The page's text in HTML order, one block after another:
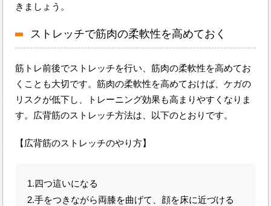
きましょう。
ストレッチで筋肉の柔軟性を高めておく
筋トレ前後でストレッチを行い、筋肉の柔軟性を高めてお
くことも大切です。筋肉の柔軟性を高めておけば、ケガの
リスクが低下し、トレーニング効果も高まりやすくなりま
す。広背筋のストレッチ方法は、以下のとおりです。
【広背筋のストレッチのやり方】
1.四つ這いになる
2.手をつきながら両膝を曲げて、顔を床に近づける